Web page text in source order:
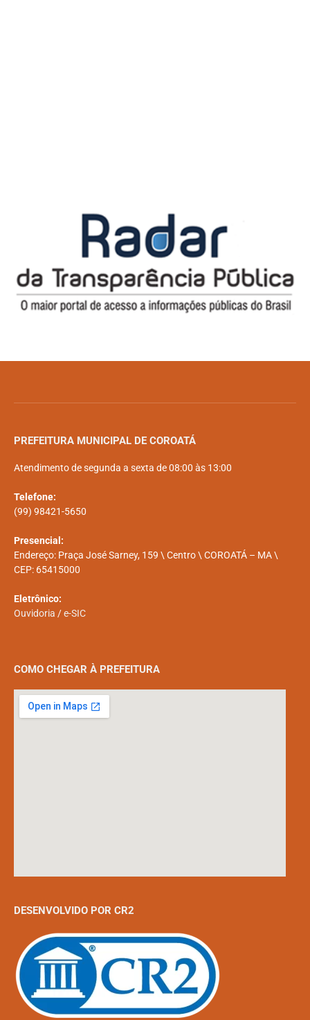
PREFEITURA MUNICIPAL DE COROATÁ
Atendimento de segunda a sexta de 08:00 às 13:00
Telefone:
(99) 98421-5650
Presencial:
Endereço: Praça José Sarney, 159 \ Centro \ COROATÁ – MA \
CEP: 65415000
Eletrônico:
Ouvidoria /e-SIC
COMO CHEGAR À PREFEITURA
DESENVOLVIDO POR CR2